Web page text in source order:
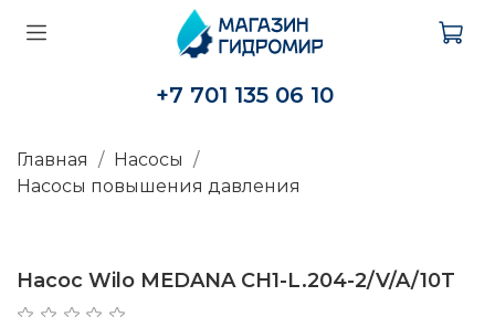
+7 701 135 06 10
Главная
Насосы
Насосы повышения давления
Насос Wilo MEDANA CH1-L.204-2/V/A/10T